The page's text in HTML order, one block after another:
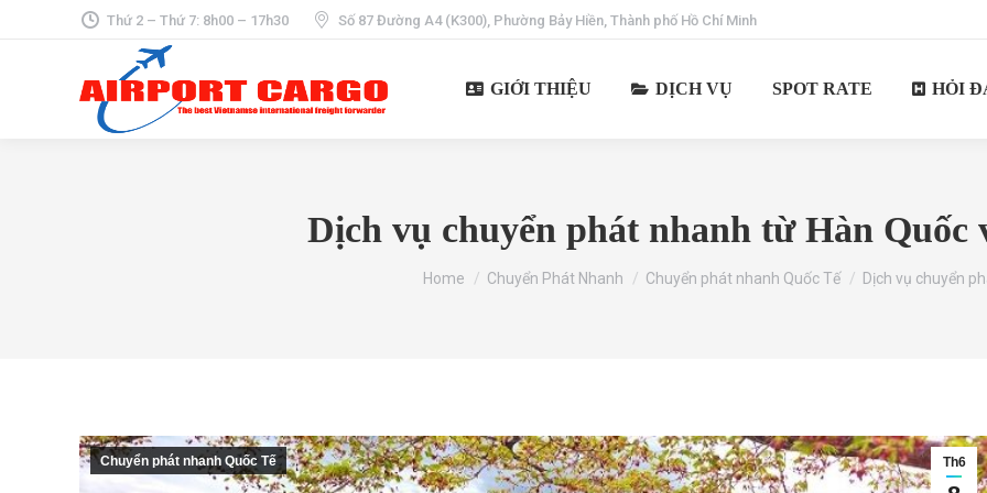
Thứ 2 – Thứ 7: 8h00 – 17h30 Số 87 Đường A4 (K300), Phường Bảy Hiền, Thành phố Hồ Chí Minh
GIỚI THIỆU DỊCH VỤ SPOT RATE HỎI
Dịch vụ chuyển phát nhanh từ Hàn Quốc
You are here:
Home Chuyển Phát Nhanh Chuyển phát nhanh Quốc Tế Dịch vụ chuyển
Th6
Chuyển phát nhanh Quốc Tế